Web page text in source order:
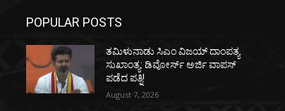
POPULAR POSTS
ತಮಿಳುನಾಡು ಸಿಎಂ ವಿಜಯ್‌ ದಾಂಪತ್ಯ
ಸುಖಾಂತ್ಯ: ಡಿವೋರ್ಸ್‌ ಅರ್ಜಿ ವಾಪಸ್‌
ಪಡೆದ ಪತ್ನಿ!
August 7, 2026